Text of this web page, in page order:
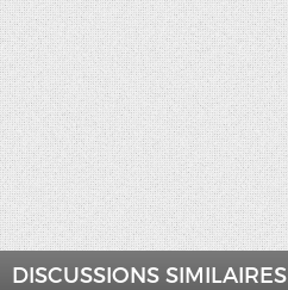
DISCUSSIONS SIMILAIRES